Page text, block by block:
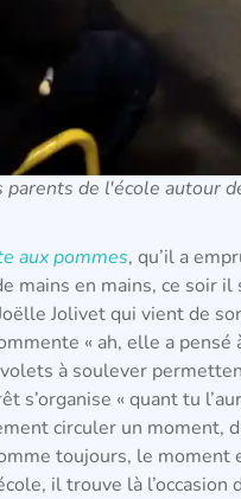
parents de l'école autour
aux pommes, qu’il a
mains en mains, ce soir
Jolivet qui vient de
« ah, elle a
à soulever
s’organise « quant tu
circuler un moment,
toujours, le moment
il trouve là l’occasion